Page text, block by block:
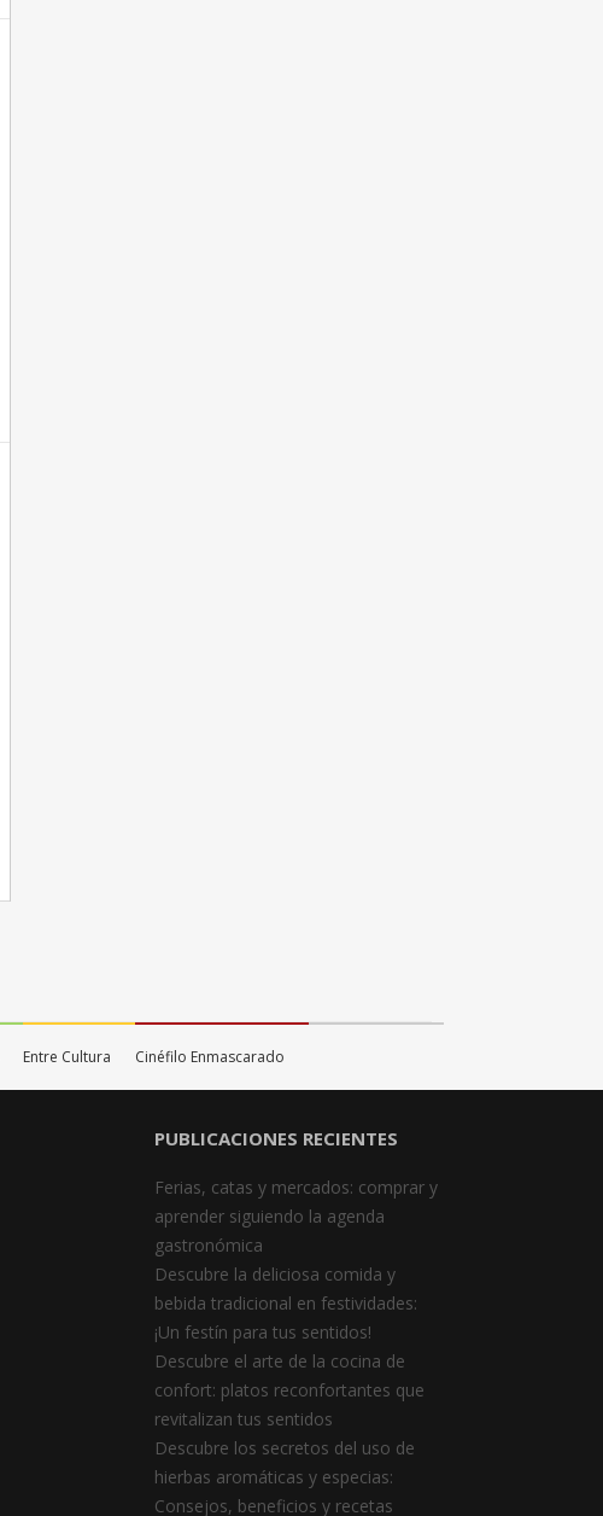
Entre Cultura Cinéfilo Enmascarado
PUBLICACIONES RECIENTES
Ferias, catas y mercados: comprar y
aprender siguiendo la agenda
gastronómica
Descubre la deliciosa comida y
bebida tradicional en festividades:
¡Un festín para tus sentidos!
Descubre el arte de la cocina de
confort: platos reconfortantes que
revitalizan tus sentidos
Descubre los secretos del uso de
hierbas aromáticas y especias:
Consejos, beneficios y recetas